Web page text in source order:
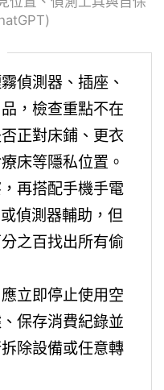
偵測器、插座、
，檢查重點不在
正對床鋪、更衣
床等隱私位置。
再搭配手機手電
偵測器輔助，但
之百找出所有偷
立即停止使用空
保存消費紀錄並
除設備或任意轉